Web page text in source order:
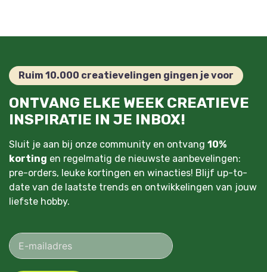
Ruim 10.000 creatievelingen gingen je voor
ONTVANG ELKE WEEK CREATIEVE
INSPIRATIE IN JE INBOX!
Sluit je aan bij onze community en ontvang 10%
korting en regelmatig de nieuwste aanbevelingen:
pre-orders, leuke kortingen en winacties! Blijf up-to-
date van de laatste trends en ontwikkelingen van jouw
liefste hobby.